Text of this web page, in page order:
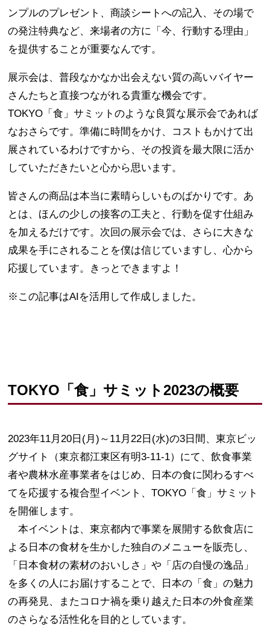
ンプルのプレゼント、商談シートへの記入、その場で
の発注特典など、来場者の方に「今、行動する理由」
を提供することが重要なんです。
展示会は、普段なかなか出会えない質の高いバイヤー
さんたちと直接つながれる貴重な機会です。
TOKYO「食」サミットのような良質な展示会であれば
なおさらです。準備に時間をかけ、コストもかけて出
展されているわけですから、その投資を最大限に活か
していただきたいと心から思います。
皆さんの商品は本当に素晴らしいものばかりです。あ
とは、ほんの少しの接客の工夫と、行動を促す仕組み
を加えるだけです。次回の展示会では、さらに大きな
成果を手にされることを僕は信じていますし、心から
応援しています。きっとできますよ！
※この記事はAIを活用して作成しました。
TOKYO「食」サミット2023の概要
2023年11月20日(月)～11月22日(水)の3日間、東京ビッ
グサイト（東京都江東区有明3-11-1）にて、飲食事業
者や農林水産事業者をはじめ、日本の食に関わるすべ
てを応援する複合型イベント、TOKYO「食」サミット
を開催します。
本イベントは、東京都内で事業を展開する飲食店に
よる日本の食材を生かした独自のメニューを販売し、
「日本食材の素材のおいしさ」や「店の自慢の逸品」
を多くの人にお届けすることで、日本の「食」の魅力
の再発見、またコロナ禍を乗り越えた日本の外食産業
のさらなる活性化を目的としています。